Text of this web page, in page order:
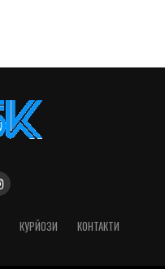
КУРЙОЗИ КОНТАКТИ